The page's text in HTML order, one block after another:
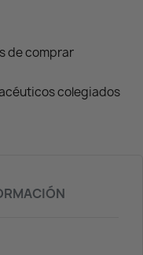
de comprar
colegiados